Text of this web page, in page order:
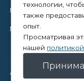
nikita@tpc-everest.ru
natalia@tpc-everest.ru
© 2023 — TPC-Everest
технологии,
также
опыт.
Просматривая
нашей